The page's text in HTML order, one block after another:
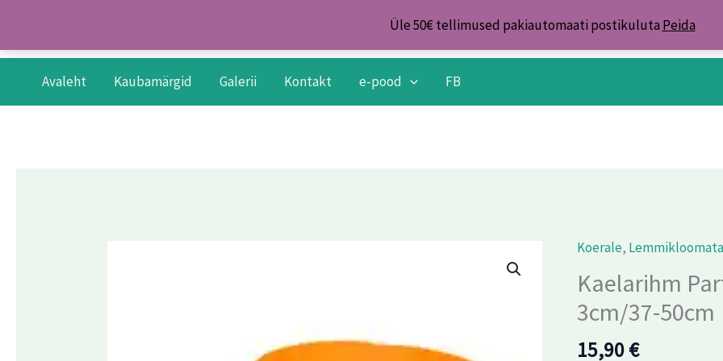
Üle 50€ tellimused pakiautomaati postikuluta Peida
content
Avaleht
Kaubamärgid Galerii Kontakt e-pood FB
Koerale,
Kaelarihm
3cm/37-50cm
15,90€
Kaelarihm
Parforce
oranz
kellukesega
3cm/37-